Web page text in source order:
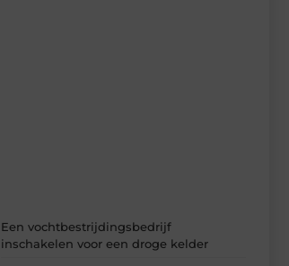
Een vochtbestrijdingsbedrijf
inschakelen voor een droge kelder